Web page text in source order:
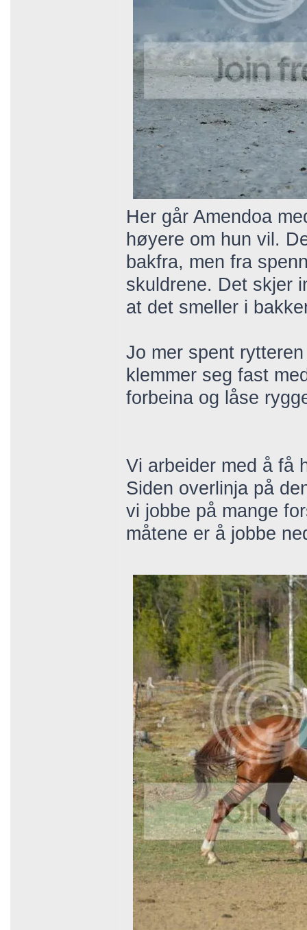
Her går Amendoa
høyere om hun vil.
bakfra, men fra
skuldrene. Det skjer
at det smeller i
Jo mer spent
klemmer seg fast
forbeina og låse
Vi arbeider med å få
Siden overlinja på
vi jobbe på mange
måtene er å jobbe